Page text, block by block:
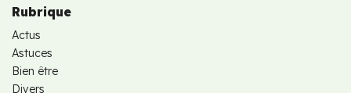
Rubrique
Actus
Astuces
Bien être
Divers